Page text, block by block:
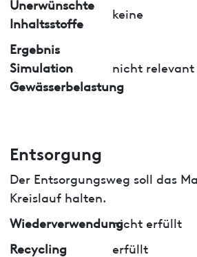
Unerwünschte
Inhaltsstoffe
keine
Ergebnis
Simulation
Gewässerbelastung
nicht relevant
Entsorgung
Der Entsorgungsweg soll das
Kreislauf halten.
Wiederverwendungnicht erfüllt
Recycling
erfüllt